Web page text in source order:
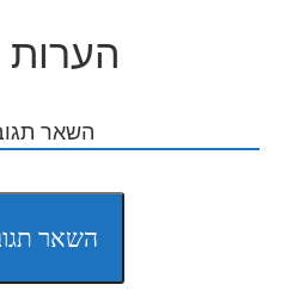
הערות
השאר
השאר